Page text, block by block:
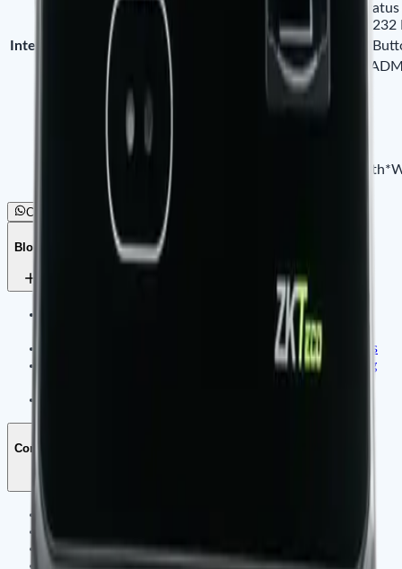
Standard Functions
Service Query, Automatic
verification, 12V Output,
Interface for Access Control
3rd Party Electric Lock, Exit
Optional Functions
ID / MF Cards, Work Code,
Power Supply
Verication Speed
Operating Humidity
Dimension
167.5x148.8x32.2 mm
Net Weight
Commander par WhatsApp
Blogs
Application D'Identité Intelligente Et De Contrôle
Application De Sécurité Pour Bureaux Et Commerces
Affichage Dynamique Et Gestion De Contenu Par Tag
Company
Notre historique
Nos valeurs
Recrutement